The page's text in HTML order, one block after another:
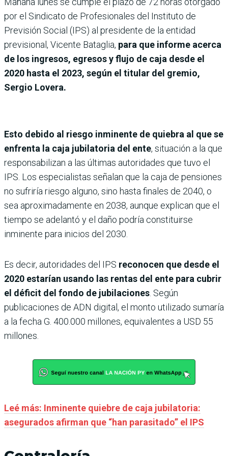
por el Sindicato de Profesionales del Instituto de
Previsión Social (IPS) al presidente de la entidad
previsional, Vicente Bataglia, para que informe acerca
de los ingresos, egresos y flujo de caja desde el
2020 hasta el 2023, según el titular del gremio,
Sergio Lovera.
Esto debido al riesgo inminente de quiebra al que se
enfrenta la caja jubilatoria del ente, situación a la que
responsabilizan a las últimas autoridades que tuvo el
IPS. Los especialistas señalan que la caja de pensiones
no sufriría riesgo alguno, sino hasta finales de 2040, o
sea aproximadamente en 2038, aunque explican que el
tiempo se adelantó y el daño podría constituirse
inminente para inicios del 2030.
Es decir, autoridades del IPS reconocen que desde el
2020 estarían usando las rentas del ente para cubrir
el déficit del fondo de jubilaciones . Según
publicaciones de ADN digital, el monto utilizado sumaría
a la fecha G. 400.000 millones, equivalentes a USD 55
millones.
Leé más: Inminente quiebre de caja jubilatoria:
asegurados afirman que “han parasitado” el IPS